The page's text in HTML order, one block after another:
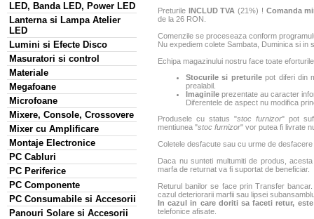
LED, Banda LED, Power LED
Lanterna si Lampa Atelier
LED
Lumini si Efecte Disco
Masuratori si control
Materiale
Megafoane
Microfoane
Mixere, Console, Crossovere
Mixer cu Amplificare
Montaje Electronice
PC Cabluri
PC Periferice
PC Componente
PC Consumabile si Accesorii
Panouri Solare si Accesorii
Preturile INCLUD TVA (21%) ! Comanda
de la 26 RON.
Comenzile se proceseaza conform
Nu expediem colete Sambata, Duminica si in
Echipa magazinului nostru face toate
Stocurile si preturilepot diferi din
prealabil.
Imaginile prezentate au caracter
Diferentele de aspect nu modifica
Produsele cu status "stoc furnizor" pot
mentiunea "stoc furnizor" vor putea fi livrate
Coletele desfacute sau cu urme de
Daca nu sunteti multumiti de produs,
marfa de returnat va fi suportat de beneficiar.
Returul banilor se face prin Transfer
cazul deteriorarii marfii sau lipsei
In cazul in care doriti sa faceti retur,
telefonice afisate.